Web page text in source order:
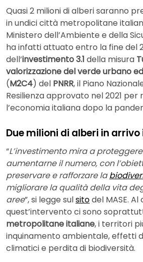
Quasi 2 milioni di alberi saranno
in undici città metropolitane
Ministero dell’Ambiente e della
ha infatti attuato entro la fine del
dell’investimento 3.1 della misura
valorizzazione del verde urbano
(M2C4) del PNRR, il Piano
Resilienza approvato nel 2021 per
l’economia italiana dopo la
Due milioni di alberi in
“L’investimento mira a
aumentarne il numero, con
preservare e rafforzare la
migliorare la qualità della vita
aree”, si legge sulsitodel MASE.
quest’intervento ci sono
metropolitane italiane, i territori
inquinamento ambientale, effetti
climatici e perdita di biodiversità.